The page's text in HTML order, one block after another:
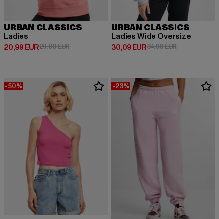
URBAN CLASSICS
Ladies
20,99 EUR
Derzeitiger Preis: 20,99 EUR
29,99 EURAktionspreis: 29,99 EUR
URBAN CLASSICS
Ladies Wide Oversize
30,09 EUR
Derzeitiger Preis: 30,09 EUR
34,99 EURAktionspreis:
-50% -23%